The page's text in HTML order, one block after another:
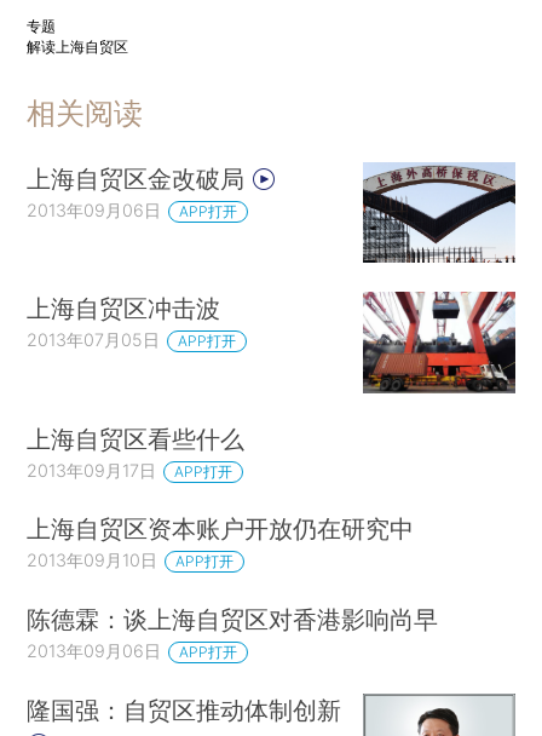
专题
解读上海自贸区
相关阅读
上海自贸区金改破局
2013年09月06日 APP打开
上海自贸区冲击波
2013年07月05日 APP打开
上海自贸区看些什么
2013年09月17日 APP打开
上海自贸区资本账户开放仍在研究中
2013年09月10日 APP打开
陈德霖：谈上海自贸区对香港影响尚早
2013年09月06日 APP打开
隆国强：自贸区推动体制创新